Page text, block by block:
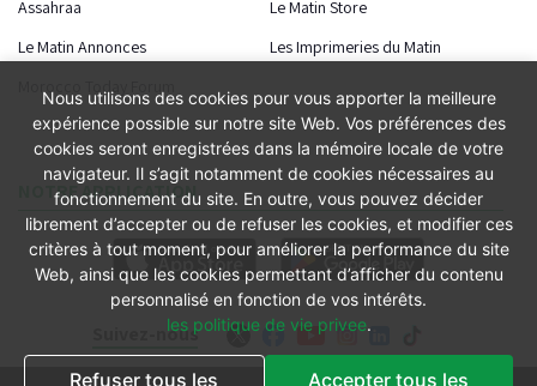
Suivez-nous
Assahraa
Le Matin Store
Le Matin Annonces
Les Imprimeries du Matin
Morocco Today Forum
NOTRE APPLICATION
Nous utilisons des cookies pour vous apporter la meilleure
expérience possible sur notre site Web. Vos préférences des
cookies seront enregistrées dans la mémoire locale de votre
navigateur. Il s’agit notamment de cookies nécessaires au
fonctionnement du site. En outre, vous pouvez décider
librement d’accepter ou de refuser les cookies, et modifier ces
critères à tout moment, pour améliorer la performance du site
Web, ainsi que les cookies permettant d’afficher du contenu
personnalisé en fonction de vos intérêts.
les politique de vie privee.
Refuser tous les Accepter tous les